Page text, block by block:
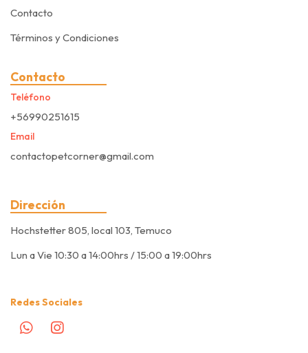
Contacto
Términos y Condiciones
Contacto
Teléfono
+56990251615
Email
contactopetcorner@gmail.com
Dirección
Hochstetter 805, local 103, Temuco
Lun a Vie 10:30 a 14:00hrs / 15:00 a 19:00hrs
Redes Sociales